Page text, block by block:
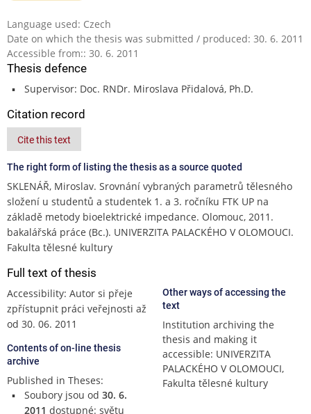
Language used: Czech
Date on which the thesis was submitted / produced: 30. 6. 2011
Accessible from:: 30. 6. 2011
Thesis defence
Supervisor: Doc. RNDr. Miroslava Přidalová, Ph.D.
Citation record
Cite this text
The right form of listing the thesis as a source quoted
SKLENÁŘ, Miroslav. Srovnání vybraných parametrů tělesného
složení u studentů a studentek 1. a 3. ročníku FTK UP na
základě metody bioelektrické impedance. Olomouc, 2011.
bakalářská práce (Bc.). UNIVERZITA PALACKÉHO V OLOMOUCI.
Fakulta tělesné kultury
Full text of thesis
Accessibility: Autor si přeje
zpřístupnit práci veřejnosti až
od 30. 06. 2011
Contents of on-line thesis
archive
Published in Theses:
Soubory jsou od 30. 6.
2011 dostupné: světu
Other ways of accessing the
text
Institution archiving the
thesis and making it
accessible: UNIVERZITA
PALACKÉHO V OLOMOUCI,
Fakulta tělesné kultury